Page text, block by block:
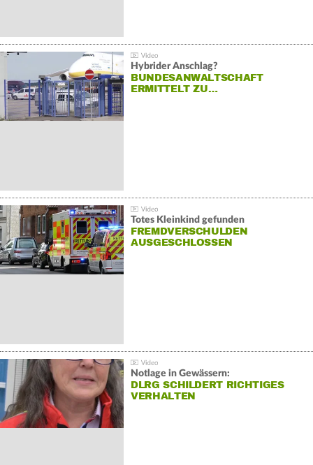
Hybrider Anschlag?
BUNDESANWALTSCHAFT
ERMITTELT ZU…
Totes Kleinkind gefunden
FREMDVERSCHULDEN
AUSGESCHLOSSEN
Notlage in Gewässern:
DLRG SCHILDERT RICHTIGES
VERHALTEN